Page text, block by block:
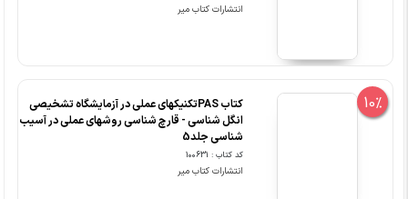
انتشارات کتاب میر
10%
کتاب PASتکنیکهای عملی در آزمایشگاه تشخیصی
انگل شناسی - قارچ شناسی روشهای عملی در آسیب
شناسی جلد5
کد کتاب : 100631
انتشارات کتاب میر